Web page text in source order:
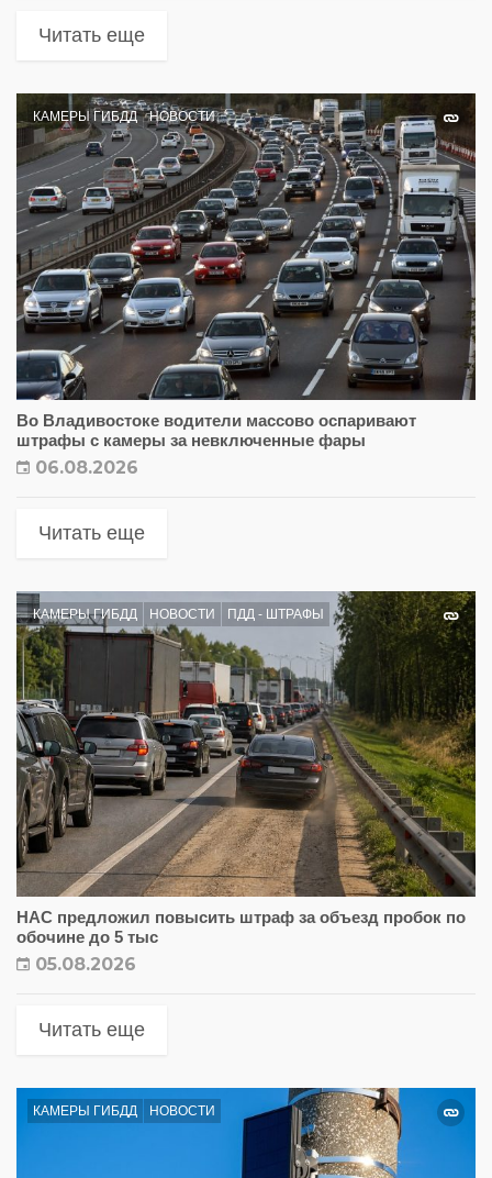
Читать еще
КАМЕРЫ ГИБДД НОВОСТИ
Во Владивостоке водители массово оспаривают
штрафы с камеры за невключенные фары
06.08.2026
Читать еще
КАМЕРЫ ГИБДД НОВОСТИ ПДД - ШТРАФЫ
НАС предложил повысить штраф за объезд пробок по
обочине до 5 тыс
05.08.2026
Читать еще
КАМЕРЫ ГИБДД НОВОСТИ